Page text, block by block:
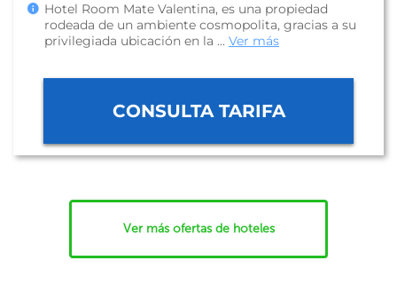
Hotel Room Mate Valentina, es una propiedad
rodeada de un ambiente cosmopolita, gracias a su
privilegiada ubicación en la ... Ver más
CONSULTA TARIFA
Ver más ofertas de hoteles